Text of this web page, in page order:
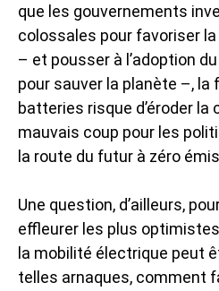
que les gouvernements
colossales pour favoriser
– et pousser à l’adoption
pour sauver la planète –,
batteries risque d’éroder la
mauvais coup pour les
la route du futur à zéro
Une question, d’ailleurs,
effleurer les plus
la mobilité électrique peut
telles arnaques, comment